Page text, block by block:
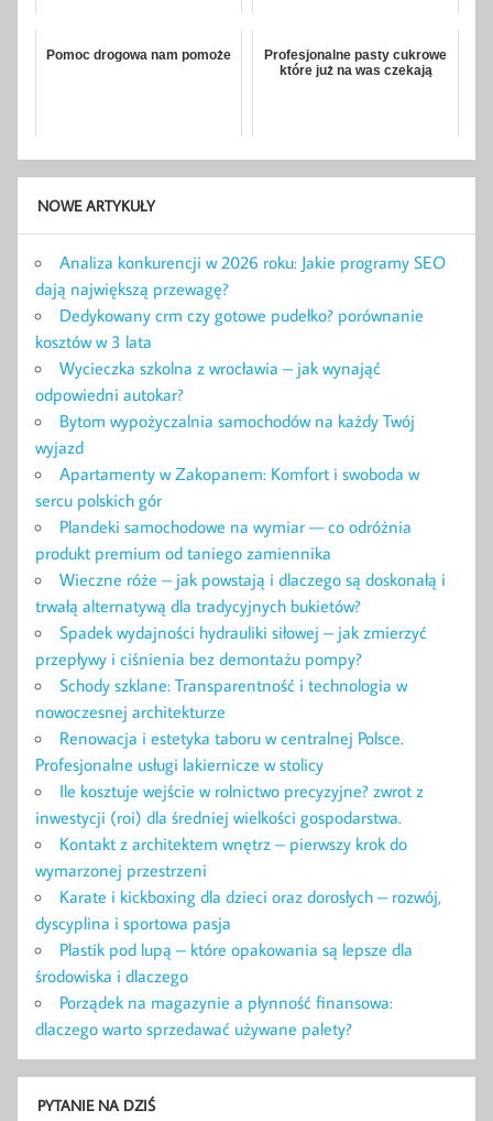
Pomoc drogowa nam pomoże
Profesjonalne pasty cukrowe
które już na was czekają
NOWE ARTYKUŁY
Analiza konkurencji w 2026 roku: Jakie programy SEO
dają największą przewagę?
Dedykowany crm czy gotowe pudełko? porównanie
kosztów w 3 lata
Wycieczka szkolna z wrocławia – jak wynająć
odpowiedni autokar?
Bytom wypożyczalnia samochodów na każdy Twój
wyjazd
Apartamenty w Zakopanem: Komfort i swoboda w
sercu polskich gór
Plandeki samochodowe na wymiar — co odróżnia
produkt premium od taniego zamiennika
Wieczne róże – jak powstają i dlaczego są doskonałą i
trwałą alternatywą dla tradycyjnych bukietów?
Spadek wydajności hydrauliki siłowej – jak zmierzyć
przepływy i ciśnienia bez demontażu pompy?
Schody szklane: Transparentność i technologia w
nowoczesnej architekturze
Renowacja i estetyka taboru w centralnej Polsce.
Profesjonalne usługi lakiernicze w stolicy
Ile kosztuje wejście w rolnictwo precyzyjne? zwrot z
inwestycji (roi) dla średniej wielkości gospodarstwa.
Kontakt z architektem wnętrz – pierwszy krok do
wymarzonej przestrzeni
Karate i kickboxing dla dzieci oraz dorosłych – rozwój,
dyscyplina i sportowa pasja
Plastik pod lupą – które opakowania są lepsze dla
środowiska i dlaczego
Porządek na magazynie a płynność finansowa:
dlaczego warto sprzedawać używane palety?
PYTANIE NA DZIŚ